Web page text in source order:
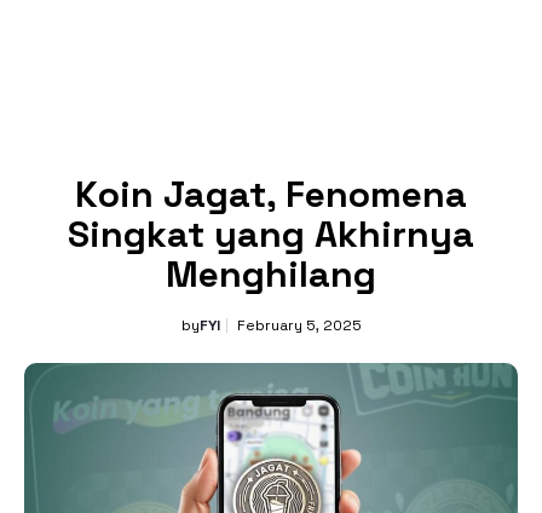
Koin Jagat, Fenomena
Singkat yang Akhirnya
Menghilang
byFYI February 5, 2025